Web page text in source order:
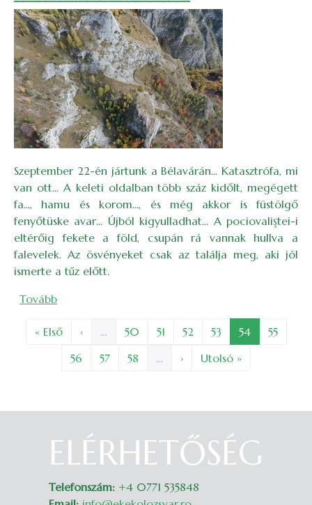
Szeptember 22-én jártunk a Bélavárán... Katasztrófa, mi
van ott... A keleti oldalban több száz kidőlt, megégett
fa..., hamu és korom..., és még akkor is füstölgő
fenyőtüske avar... Újból kigyulladhat... A pociovaliştei-i
eltérőig fekete a föld, csupán rá vannak hullva a
falevelek. Az ösvényeket csak az találja meg, aki jól
ismerte a tűz előtt.
Tovább(Koromfekete Bélavára)
Első oldal
« Első Előző oldal
‹ … Oldal
50 Oldal
51 Oldal
52 Oldal
53 Oldal
54 Oldal
55
Oldal
56 Oldal
57 Oldal
58 … Következő oldal
› Utolsó oldal
Utolsó »
ELÉRHETŐSÉG
Telefonszám: +4 0771 535848